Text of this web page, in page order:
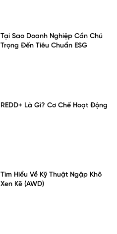
Tại Sao Doanh Nghiệp Cần Chú
Trọng Đến Tiêu Chuẩn ESG
REDD+ Là Gì? Cơ Chế Hoạt Động
Tìm Hiểu Về Kỹ Thuật Ngập Khô
Xen Kẽ (AWD)